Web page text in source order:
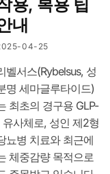
용, 복용 팁
내
04-25
벨서스(Rybelsus, 성
명 세마글루타이드)
최초의 경구용 GLP-
유사체로, 성인 제2형
뇨병 치료와 최근에
체중감량 목적으로